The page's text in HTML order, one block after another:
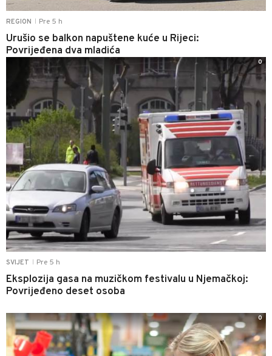
REGION Pre 5 h
Urušio se balkon napuštene kuće u Rijeci:
Povrijeđena dva mladića
SVIJET Pre 5 h
Eksplozija gasa na muzičkom festivalu u Njemačkoj:
Povrijeđeno deset osoba
0
0